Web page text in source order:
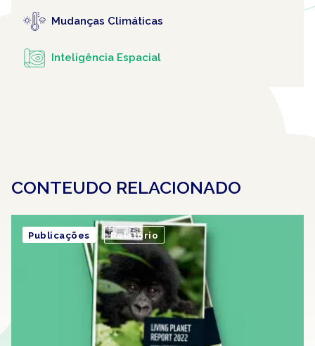
Mudanças Climáticas
Inteligência Espacial
CONTEUDO RELACIONADO
Publicações Relatório